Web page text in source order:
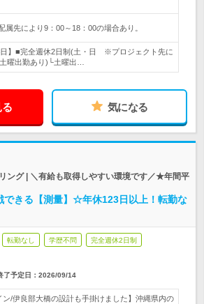
先により9：00～18：00の場合あり。
日】■完全週休2日制(土・日 ※プロジェクト先に
曜出勤あり)└土曜出…
気になる
ング | ＼有給も取得しやすい環境です／★年間平
できる【測量】☆年休123日以上！転勤な
転勤なし 学歴不問 完全週休2日制
了予定日： 2026/09/14
ン/伊良部大橋の設計も手掛けました】沖縄県内の